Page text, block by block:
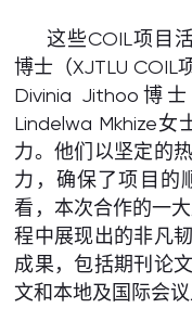
这些COIL项目
博士（XJTLU COIL
Divinia Jithoo博
Lindelwa Mkhize女
力。他们以坚定的
力，确保了项目的
看，本次合作的一
程中展现出的非凡
成果，包括期刊论
文和本地及国际会议